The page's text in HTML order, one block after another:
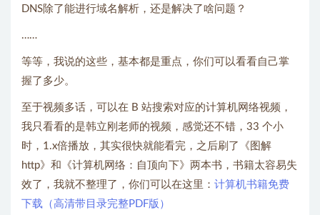
DNS除了能进行域名解析，还是解决了啥问题？
……
等等，我说的这些，基本都是重点，你们可以看看自己掌
握了多少。
至于视频多话，可以在 B 站搜索对应的计算机网络视频，
我只看看的是韩立刚老师的视频，感觉还不错，33 个小
时，1.x倍播放，其实很快就能看完，之后刷了《图解
http》和《计算机网络：自顶向下》两本书，书籍太容易失
效了，我就不整理了，你们可以在这里： 计算机书籍免费
下载（高清带目录完整PDF版）